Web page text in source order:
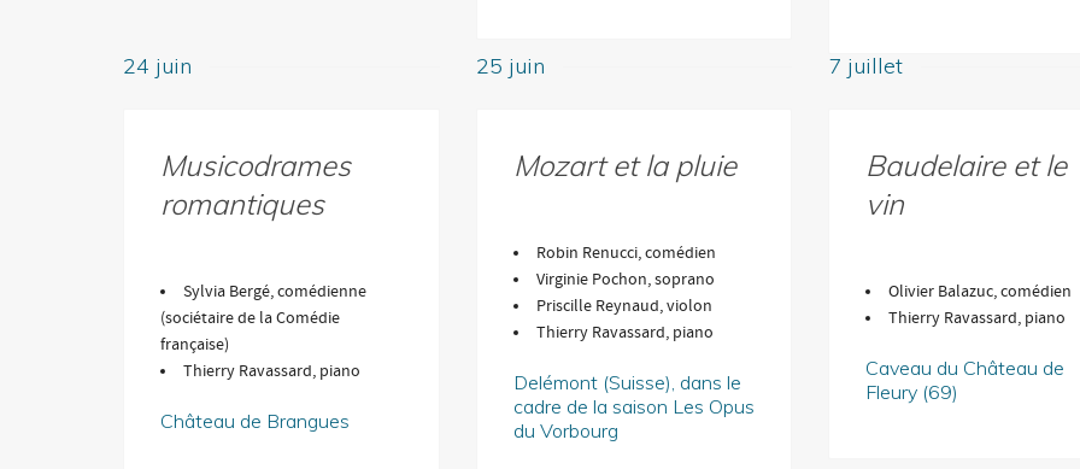
24 juin
Musicodrames
romantiques
Sylvia Bergé, comédienne
(sociétaire de la Comédie
française)
Thierry Ravassard, piano
Château de Brangues
25 juin
Mozart et la pluie
Robin Renucci, comédien
Virginie Pochon, soprano
Priscille Reynaud, violon
Thierry Ravassard, piano
Delémont (Suisse), dans le
cadre de la saison Les Opus
du Vorbourg
7 juillet
Baudelaire et le
vin
Olivier Balazuc, comédien
Thierry Ravassard, piano
Caveau du Château de
Fleury (69)